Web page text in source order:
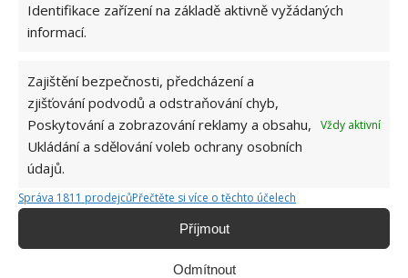
Identifikace zařízení na základě aktivně vyžádaných
informací.
Zajištění bezpečnosti, předcházení a
zjišťování podvodů a odstraňování chyb,
Poskytování a zobrazování reklamy a obsahu,
Ukládání a sdělování voleb ochrany osobních
údajů.
Vždy aktivní
Správa 1811 prodejcůPřečtěte si více o těchto účelech
Příjmout
Odmítnout